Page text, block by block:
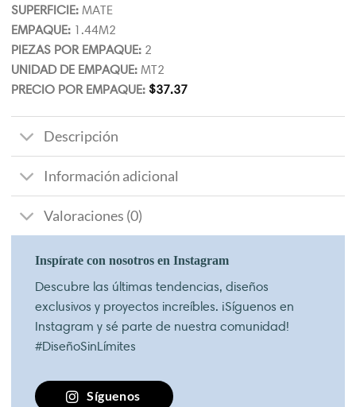
SUPERFICIE: MATE
EMPAQUE: 1.44M2
PIEZAS POR EMPAQUE: 2
UNIDAD DE EMPAQUE: MT2
PRECIO POR EMPAQUE: $37.37
Descripción
Información adicional
Valoraciones (0)
Inspírate con nosotros en Instagram
Descubre las últimas tendencias, diseños
exclusivos y proyectos increíbles. ¡Síguenos en
Instagram y sé parte de nuestra comunidad!
#DiseñoSinLímites
Síguenos